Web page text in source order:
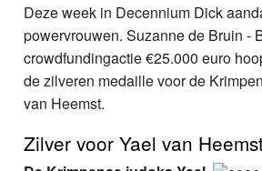
Foto's
Video
Deze week in Decennium Dick
powervrouwen. Suzanne de Bruin -
crowdfundingactie €25.000 euro
de zilveren medaille voor de
van Heemst.
Zilver voor Yael van